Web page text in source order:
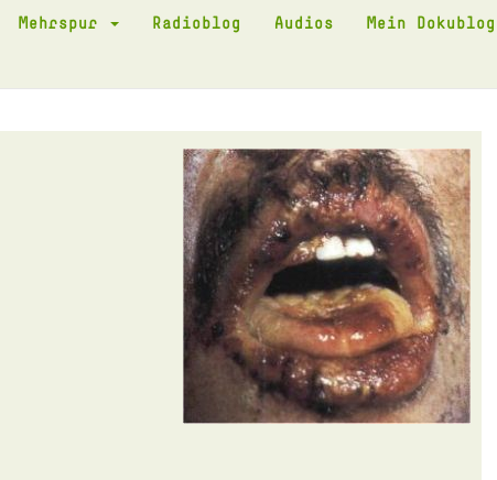
Mehrspur Radioblog Audios Mein Dokublog